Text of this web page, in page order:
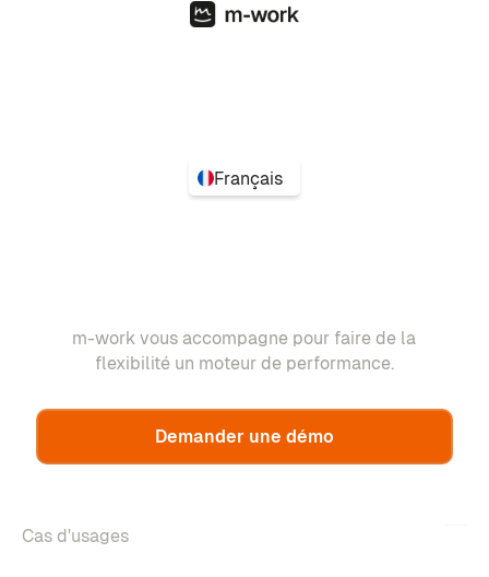
Français
m-work vous accompagne pour faire de la
flexibilité un moteur de performance.
Demander une démo
Cas d'usages